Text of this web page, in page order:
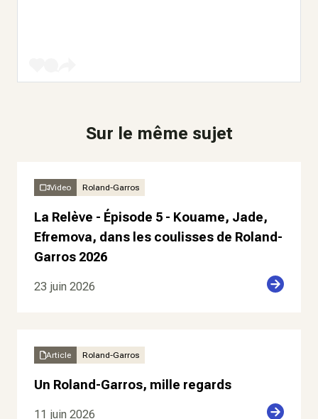
Sur le même sujet
Video Roland-Garros
La Relève - Épisode 5 - Kouame, Jade,
Efremova, dans les coulisses de Roland-
Garros 2026
23 juin 2026
Article Roland-Garros
Un Roland-Garros, mille regards
11 juin 2026